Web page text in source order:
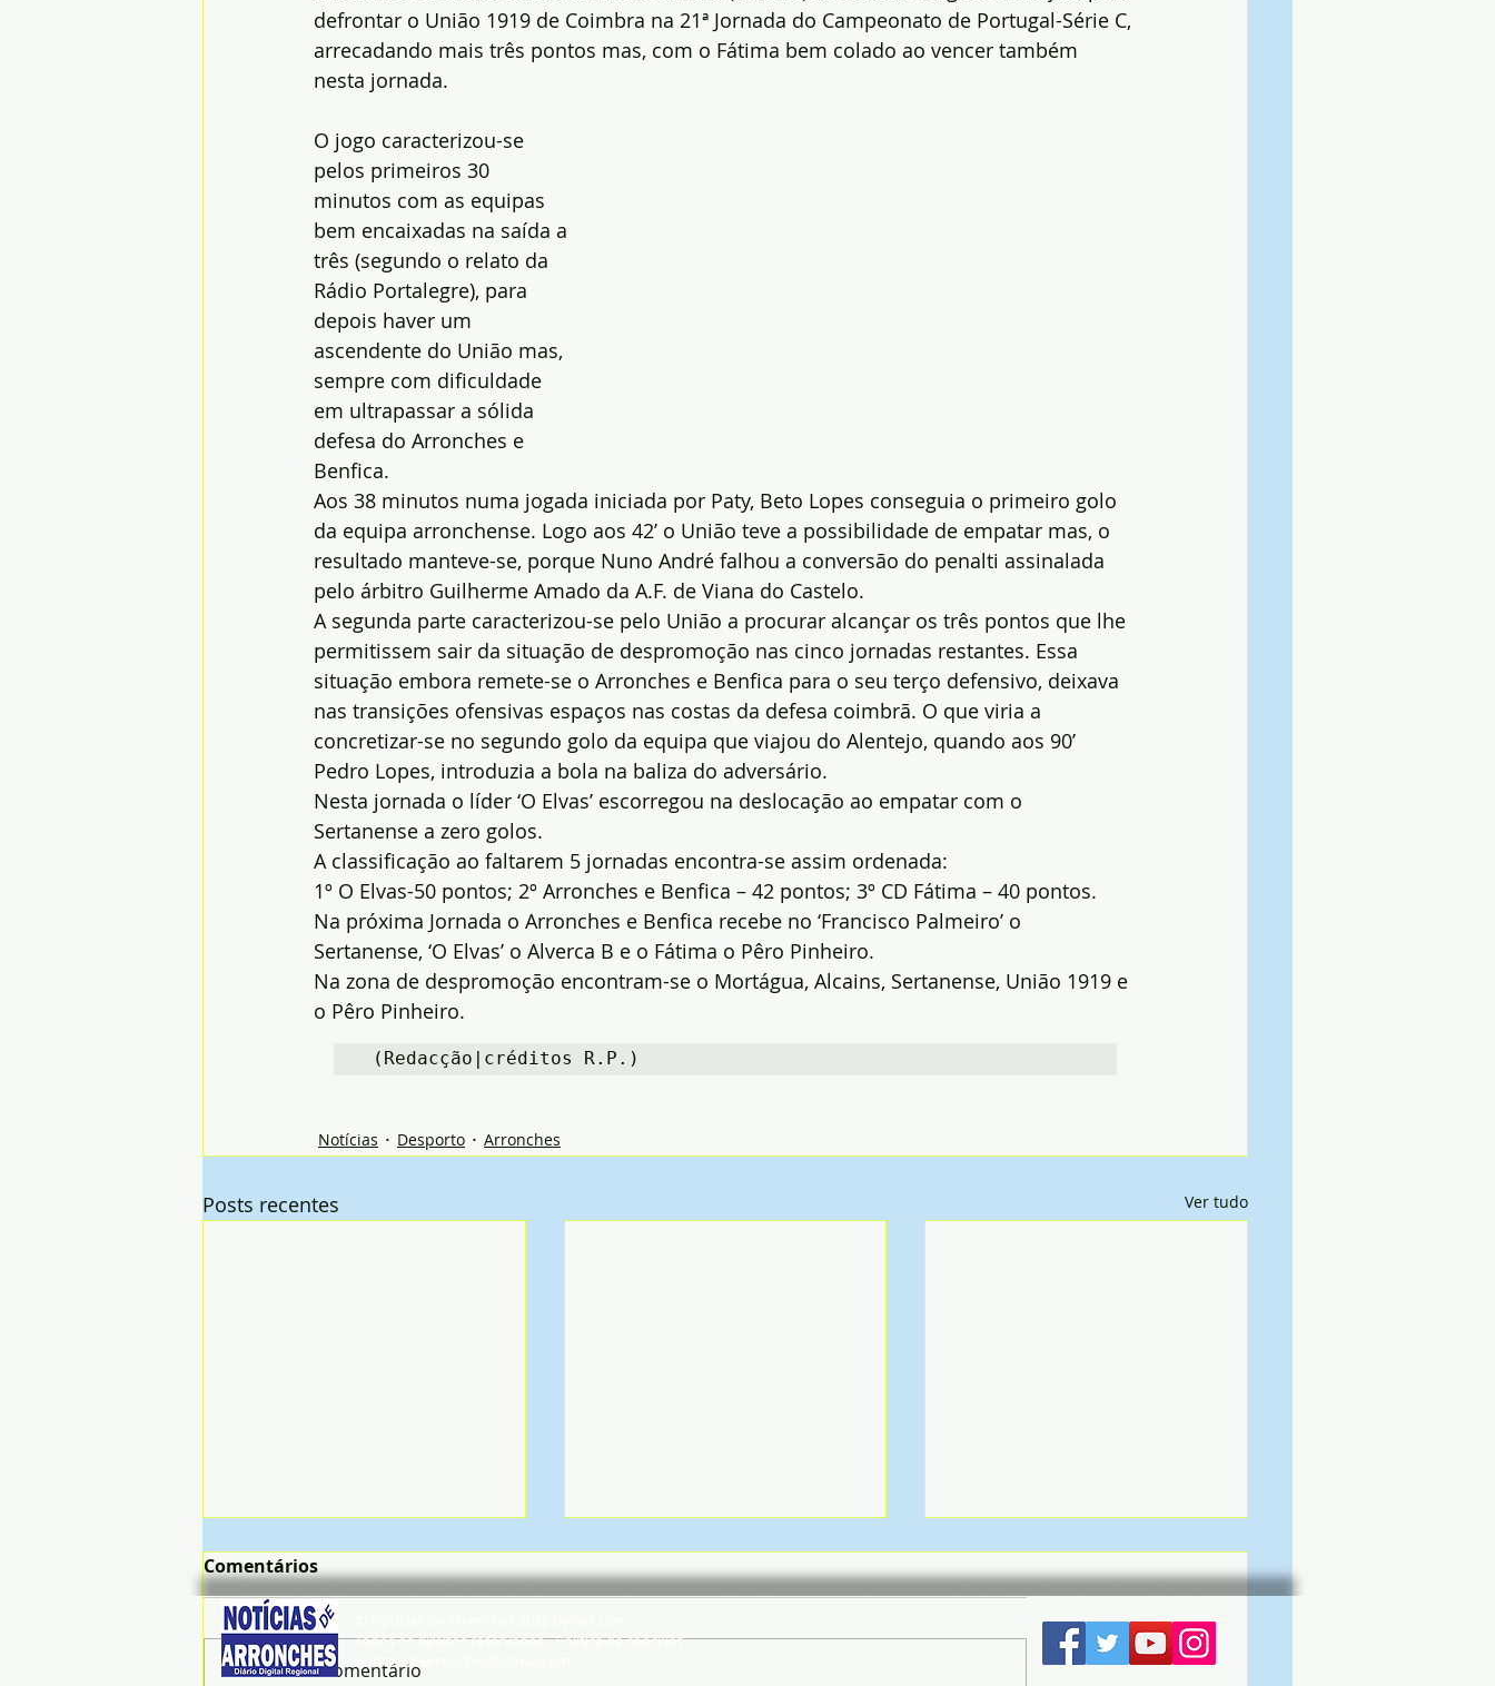
defrontar o União 1919 de Coimbra na 21ª Jornada do Campeonato de Portugal-Série C,
arrecadando mais três pontos mas, com o Fátima bem colado ao vencer também
nesta jornada.
O jogo caracterizou-se
pelos primeiros 30
minutos com as equipas
bem encaixadas na saída a
três (segundo o relato da
Rádio Portalegre), para
depois haver um
ascendente do União mas,
sempre com dificuldade
em ultrapassar a sólida
defesa do Arronches e
Benfica.
Aos 38 minutos numa jogada iniciada por Paty, Beto Lopes conseguia o primeiro golo
da equipa arronchense. Logo aos 42’ o União teve a possibilidade de empatar mas, o
resultado manteve-se, porque Nuno André falhou a conversão do penalti assinalada
pelo árbitro Guilherme Amado da A.F. de Viana do Castelo.
A segunda parte caracterizou-se pelo União a procurar alcançar os três pontos que lhe
permitissem sair da situação de despromoção nas cinco jornadas restantes. Essa
situação embora remete-se o Arronches e Benfica para o seu terço defensivo, deixava
nas transições ofensivas espaços nas costas da defesa coimbrã. O que viria a
concretizar-se no segundo golo da equipa que viajou do Alentejo, quando aos 90’
Pedro Lopes, introduzia a bola na baliza do adversário.
Nesta jornada o líder ‘O Elvas’ escorregou na deslocação ao empatar com o
Sertanense a zero golos.
A classificação ao faltarem 5 jornadas encontra-se assim ordenada:
1º O Elvas-50 pontos; 2º Arronches e Benfica – 42 pontos; 3º CD Fátima – 40 pontos.
Na próxima Jornada o Arronches e Benfica recebe no ‘Francisco Palmeiro’ o
Sertanense, ‘O Elvas’ o Alverca B e o Fátima o Pêro Pinheiro.
Na zona de despromoção encontram-se o Mortágua, Alcains, Sertanense, União 1919 e
o Pêro Pinheiro.
(Redacção|créditos R.P.)
Notícias Desporto Arronches
Posts recentes Ver tudo
Comentários
Escreva um comentário
Todos os direitos reservados - Política de coockies
noticiasdearronches@gmail.com